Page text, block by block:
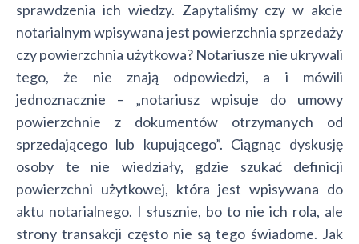
sprawdzenia ich wiedzy. Zapytaliśmy czy w akcie
notarialnym wpisywana jest powierzchnia sprzedaży
czy powierzchnia użytkowa? Notariusze nie ukrywali
tego, że nie znają odpowiedzi, a i mówili
jednoznacznie – „notariusz wpisuje do umowy
powierzchnie z dokumentów otrzymanych od
sprzedającego lub kupującego”. Ciągnąc dyskusję
osoby te nie wiedziały, gdzie szukać definicji
powierzchni użytkowej, która jest wpisywana do
aktu notarialnego. I słusznie, bo to nie ich rola, ale
strony transakcji często nie są tego świadome. Jak